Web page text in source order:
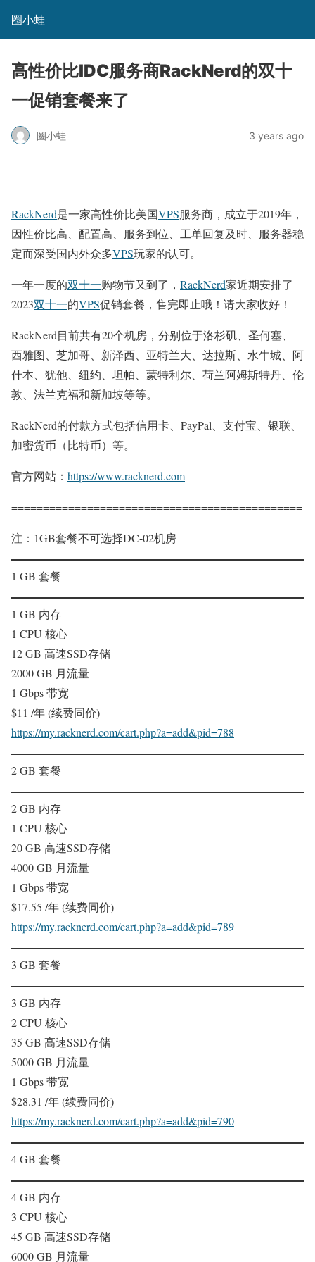
圈小蛙
高性价比IDC服务商RackNerd的双十
一促销套餐来了
圈小蛙 3 years ago
RackNerd是一家高性价比美国VPS服务商，成立于2019年，
因性价比高、配置高、服务到位、工单回复及时、服务器稳
定而深受国内外众多VPS玩家的认可。
一年一度的双十一购物节又到了， RackNerd家近期安排了
2023双十一的VPS促销套餐，售完即止哦！请大家收好！
RackNerd目前共有20个机房，分别位于洛杉矶、圣何塞、
西雅图、芝加哥、新泽西、亚特兰大、达拉斯、水牛城、阿
什本、犹他、纽约、坦帕、蒙特利尔、荷兰阿姆斯特丹、伦
敦、法兰克福和新加坡等等。
RackNerd的付款方式包括信用卡、PayPal、支付宝、银联、
加密货币（比特币）等。
官方网站： https://www.racknerd.com
==============================================
注：1GB套餐不可选择DC-02机房
1 GB 套餐
1 GB 内存
1 CPU 核心
12 GB 高速SSD存储
2000 GB 月流量
1 Gbps 带宽
$11 /年 (续费同价)
https://my.racknerd.com/cart.php?a=add&pid=788
2 GB 套餐
2 GB 内存
1 CPU 核心
20 GB 高速SSD存储
4000 GB 月流量
1 Gbps 带宽
$17.55 /年 (续费同价)
https://my.racknerd.com/cart.php?a=add&pid=789
3 GB 套餐
3 GB 内存
2 CPU 核心
35 GB 高速SSD存储
5000 GB 月流量
1 Gbps 带宽
$28.31 /年 (续费同价)
https://my.racknerd.com/cart.php?a=add&pid=790
4 GB 套餐
4 GB 内存
3 CPU 核心
45 GB 高速SSD存储
6000 GB 月流量